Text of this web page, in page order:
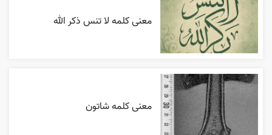
معنی کلمه لا تنس ذکر الله
معنی کلمه شاتون